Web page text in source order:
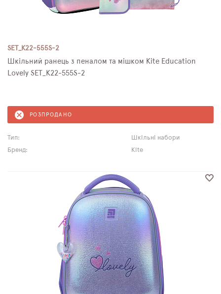
SET_K22-555S-2
Шкільний ранець з пеналом та мішком Kite Education
Lovely SET_K22-555S-2
РОЗПРОДАНО
Тип:
Шкільні набори
Бренд:
Kite